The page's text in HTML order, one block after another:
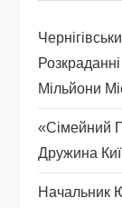
п
и
с
і
Мільйони
«Сімейний
Дружина
Начальник